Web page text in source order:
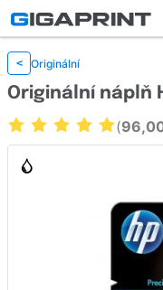
< Originální
Originální náplň
(